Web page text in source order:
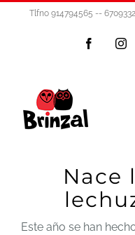
Tlfno 914794565 --
Facebook
Nace
Este año se han